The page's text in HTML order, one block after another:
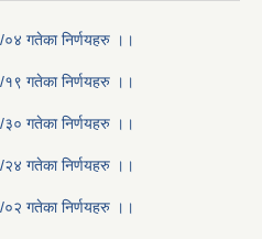
०४ गतेका निर्णयहरु ।।
१९ गतेका निर्णयहरु ।।
३० गतेका निर्णयहरु ।।
२४ गतेका निर्णयहरु ।।
०२ गतेका निर्णयहरु ।।